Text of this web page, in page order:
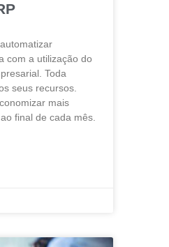
com a utilização do
Toda
seus recursos.
mais
final de cada mês.